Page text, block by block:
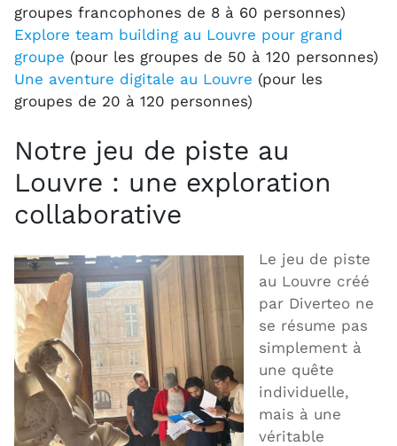
groupes francophones de 8 à 60 personnes)
Explore team building au Louvre pour grand
groupe (pour les groupes de 50 à 120 personnes)
Une aventure digitale au Louvre (pour les
groupes de 20 à 120 personnes)
Notre jeu de piste au
Louvre : une exploration
collaborative
Le jeu de piste
au Louvre créé
par Diverteo ne
se résume pas
simplement à
une quête
individuelle,
mais à une
véritable